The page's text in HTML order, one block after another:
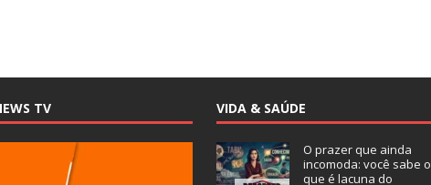
TV VIDA & SAÚDE
O prazer que ainda
incomoda: você sabe o
que é lacuna do